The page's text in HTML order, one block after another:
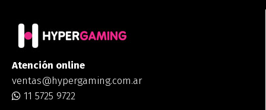
Atención online
ventas@hypergaming.com.ar
11 5725 9722